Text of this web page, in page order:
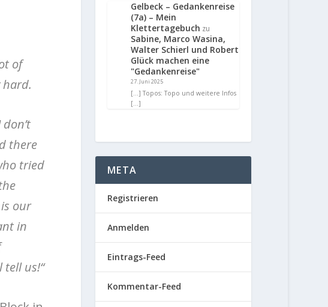
of
there
tried
our
in
us!“
Gelbeck – Gedankenreise
(7a) – Mein
Klettertagebuch zu
Sabine, Marco Wasina,
Walter Schierl und Robert
Glück machen eine
"Gedankenreise"
27. Juni 2025
[…] Topos: Topo und weitere Infos
[…]
META
Registrieren
Anmelden
Eintrags-Feed
Kommentar-Feed